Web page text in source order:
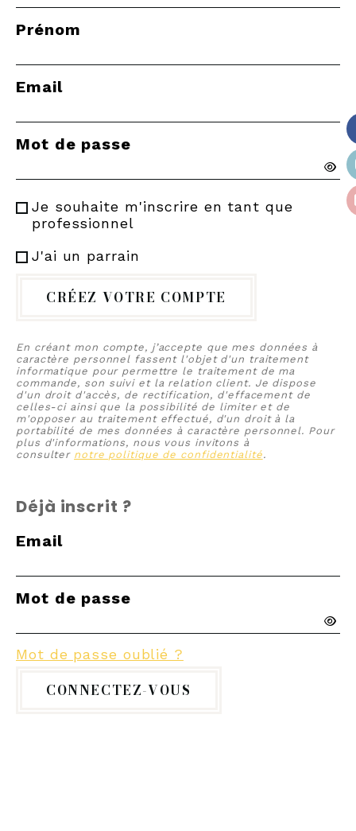
Prénom
Email
Mot de passe
Je souhaite m'inscrire en tant que
professionnel
J'ai un parrain
CRÉEZ VOTRE COMPTE
En créant mon compte, j’accepte que mes données à
caractère personnel fassent l'objet d'un traitement
informatique pour permettre le traitement de ma
commande, son suivi et la relation client. Je dispose
d'un droit d'accès, de rectification, d'effacement de
celles-ci ainsi que la possibilité de limiter et de
m'opposer au traitement effectué, d'un droit à la
portabilité de mes données à caractère personnel. Pour
plus d'informations, nous vous invitons à
consulter notre politique de confidentialité.
Déjà inscrit ?
Email
Mot de passe
Mot de passe oublié ?
CONNECTEZ-VOUS